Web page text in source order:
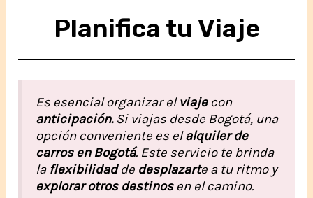
Planifica tu Viaje
Es esencial organizar elviajecon
anticipación. Si viajas desde Bogotá, una
opción conveniente es elalquiler de
carros en Bogotá. Este servicio te brinda
laflexibilidadde desplazarte a tu ritmo y
explorar otros destinos en el camino.